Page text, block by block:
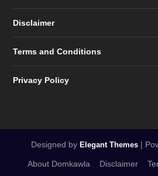
Disclaimer
Terms and Conditions
Privacy Policy
Designed by Elegant Themes |
About Domkawla Disclaimer